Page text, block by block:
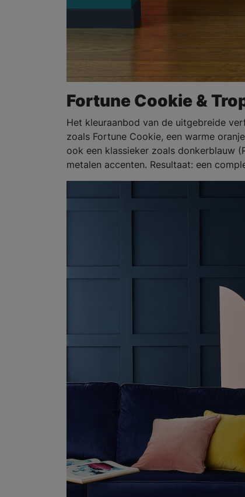
Fortune Cookie &
Het kleuraanbod van de uitgebreide
zoals Fortune Cookie, een warme
ook een klassieker zoals donkerblauw
metalen accenten. Resultaat: een